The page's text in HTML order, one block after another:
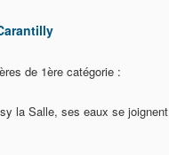
de 1ère catégorie :
la Salle, ses eaux se